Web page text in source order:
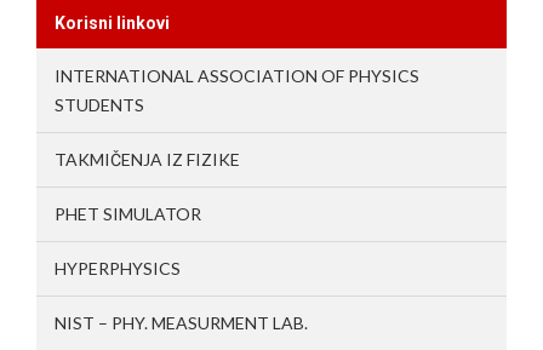
Korisni linkovi
INTERNATIONAL ASSOCIATION OF PHYSICS
STUDENTS
TAKMIČENJA IZ FIZIKE
PHET SIMULATOR
HYPERPHYSICS
NIST – PHY. MEASURMENT LAB.